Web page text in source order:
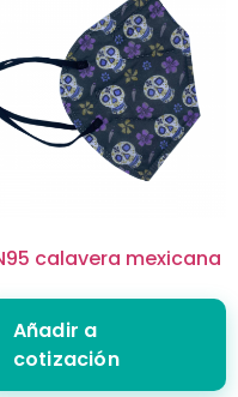
calavera mexicana
Añadir a
cotización